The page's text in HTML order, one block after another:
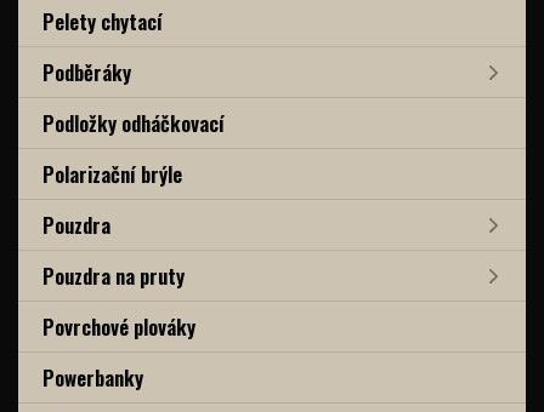
Pelety chytací
Podběráky
Podložky odháčkovací
Polarizační brýle
Pouzdra
Pouzdra na pruty
Povrchové plováky
Powerbanky